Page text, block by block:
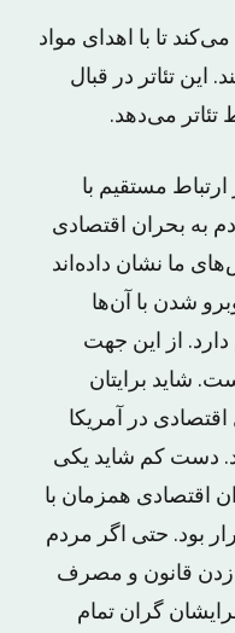
تا با اهدای مواد
این تئاتر در قبال
تئاتر می‌دهد.
مستقیم با
به بحران اقتصادی
ما نشان داده‌اند
شدن با آن‌ها
از این جهت
شاید برایتان
در آمریکا
دست کم شاید یکی
اقتصادی همزمان با
بود. حتی اگر مردم
زدن قانون و مصرف
گران تمام